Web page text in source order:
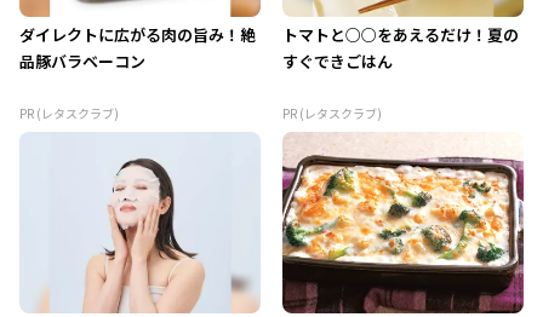
ダイレクトに広がる肉の旨み！絶
品豚バラベーコン
PR (レタスクラブ)
トマトと○○をあえるだけ！夏の
すぐできごはん
PR (レタスクラブ)